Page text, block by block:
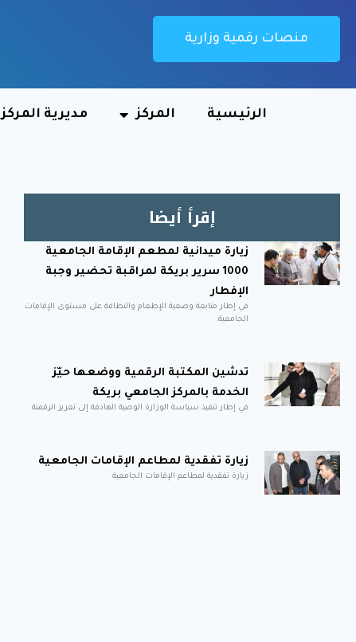
منصات رقمية وزارية
الرئيسية المركز مديرية المركز
إقرأ أيضا
زيارة ميدانية لمطعم الإقامة الجامعية
1000 سرير بريكة لمراقبة تحضير وجبة
الإفطار
في إطار متابعة وضعية الإطعام والنظافة على مستوى الإقامات
الجامعية،
تدشين المكتبة الرقمية ووضعها حيّز
الخدمة بالمركز الجامعي بريكة
في إطار تنفيذ سياسة الوزارة الوصية الهادفة إلى تعزيز الرقمنة
زيارة تفقدية لمطاعم الإقامات الجامعية
زيارة تفقدية لمطاعم الإقامات الجامعية